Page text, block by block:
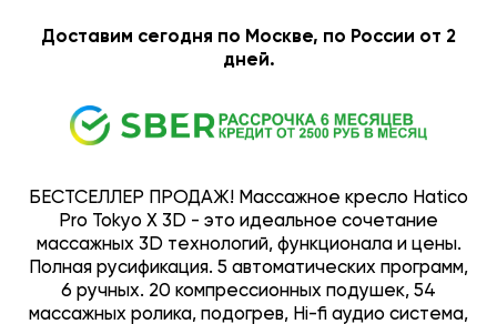
Доставим сегодня по Москве, по России от 2
дней.
БЕСТСЕЛЛЕР ПРОДАЖ! Массажное кресло Hatico
Pro Tokyo X 3D - это идеальное сочетание
массажных 3D технологий, функционала и цены.
Полная русификация. 5 автоматических программ,
6 ручных. 20 компрессионных подушек, 54
массажных ролика, подогрев, Hi-fi аудио система,